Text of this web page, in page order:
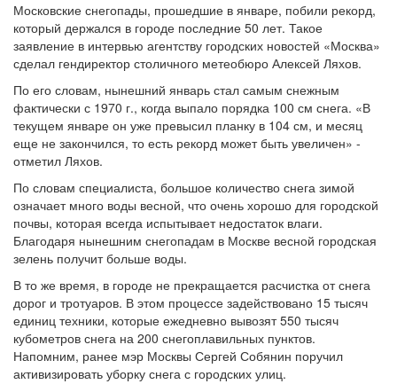
Московские снегопады, прошедшие в январе, побили рекорд,
который держался в городе последние 50 лет. Такое
заявление в интервью агентству городских новостей «Москва»
сделал гендиректор столичного метеобюро Алексей Ляхов.
По его словам, нынешний январь стал самым снежным
фактически с 1970 г., когда выпало порядка 100 см снега. «В
текущем январе он уже превысил планку в 104 см, и месяц
еще не закончился, то есть рекорд может быть увеличен» -
отметил Ляхов.
По словам специалиста, большое количество снега зимой
означает много воды весной, что очень хорошо для городской
почвы, которая всегда испытывает недостаток влаги.
Благодаря нынешним снегопадам в Москве весной городская
зелень получит больше воды.
В то же время, в городе не прекращается расчистка от снега
дорог и тротуаров. В этом процессе задействовано 15 тысяч
единиц техники, которые ежедневно вывозят 550 тысяч
кубометров снега на 200 снегоплавильных пунктов.
Напомним, ранее мэр Москвы Сергей Собянин поручил
активизировать уборку снега с городских улиц.